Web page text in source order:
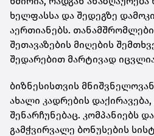
ხელფასსა და შედეგზე
აერთიანებს. თანამშრომლები
შეთავაზების მიღების
შედარებით მარტივად
ბიზნესისთვის
ახალი კადრების
შენარჩუნებაც. კომპანიებს
გამჭვირვალე ბონუსების